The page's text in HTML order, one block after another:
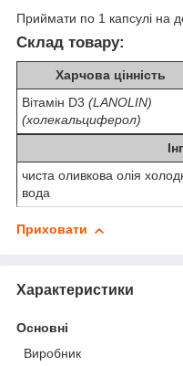
Приймати по 1 капсулі на
Склад товару:
Харчова цінність
Вітамін D3 (LANOLIN)
(холекальциферол)
чиста оливкова олія
вода
Приховати
Характеристики
Основні
Виробник